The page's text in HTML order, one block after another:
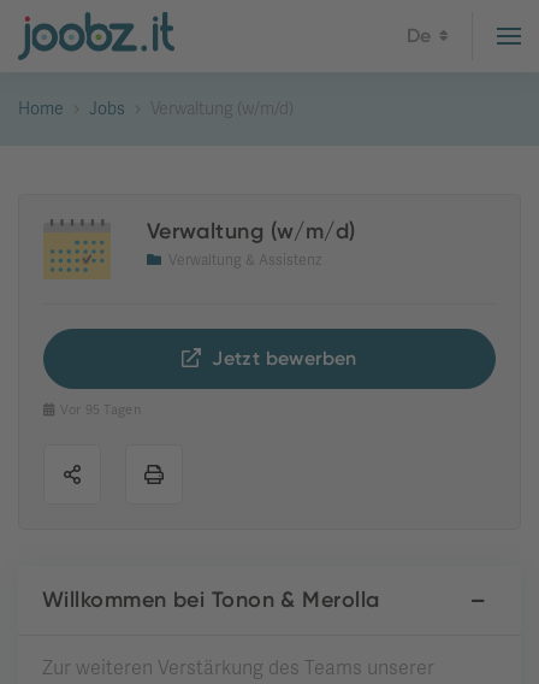
De
Home Jobs Verwaltung (w/m/d)
Verwaltung (w/m/d)
Verwaltung & Assistenz
Jetzt bewerben
Vor 95 Tagen
Willkommen bei Tonon & Merolla
Zur weiteren Verstärkung des Teams unserer